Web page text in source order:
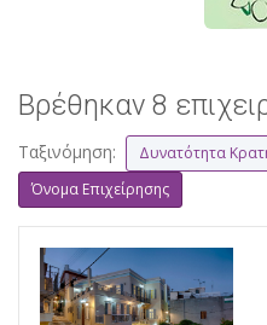
Βρέθηκαν 8
Ταξινόμηση: Δυνατότητα
Όνομα Επιχείρησης